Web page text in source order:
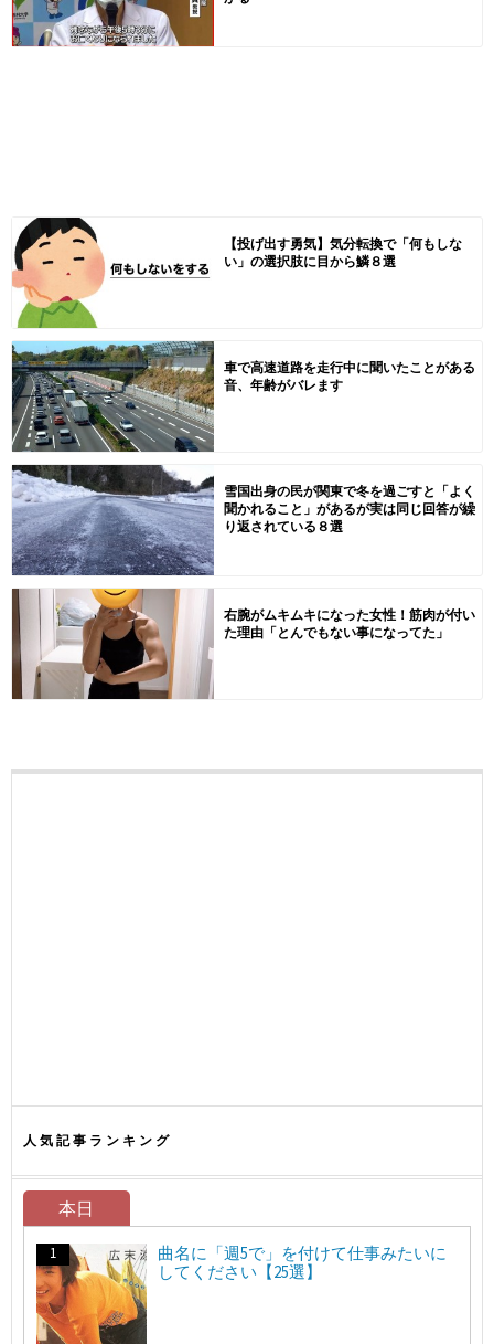
【投げ出す勇気】気分転換で「何もしな
い」の選択肢に目から鱗８選
車で高速道路を走行中に聞いたことがある
音、年齢がバレます
雪国出身の民が関東で冬を過ごすと「よく
聞かれること」があるが実は同じ回答が繰
り返されている８選
右腕がムキムキになった女性！筋肉が付い
た理由「とんでもない事になってた」
人気記事ランキング
本日
曲名に「週5で」を付けて仕事みたいに
してください【25選】